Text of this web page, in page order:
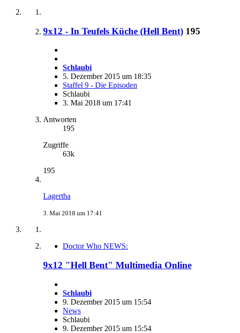
9x12 - In Teufels Küche (Hell Bent) 195
Schlaubi
5. Dezember 2015 um 18:35
Staffel 9 - Die Episoden
Schlaubi
3. Mai 2018 um 17:41
Antworten
195
Zugriffe
63k
195
Lagertha
3. Mai 2018 um 17:41
Doctor Who NEWS:
9x12 "Hell Bent" Multimedia Online
Schlaubi
9. Dezember 2015 um 15:54
News
Schlaubi
9. Dezember 2015 um 15:54